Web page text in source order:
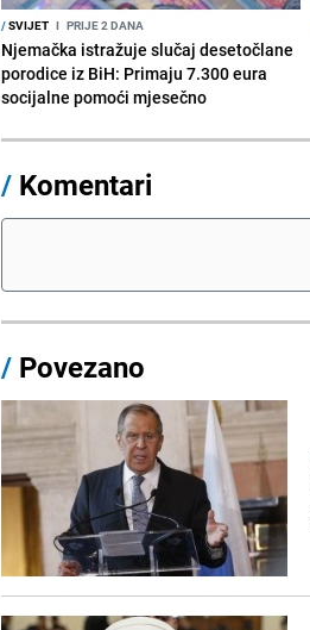
/SVIJET I PRIJE 2 DANA
Njemačka istražuje slučaj desetočlane
porodice iz BiH: Primaju 7.300 eura
socijalne pomoći mjesečno
/ Komentari
/ Povezano